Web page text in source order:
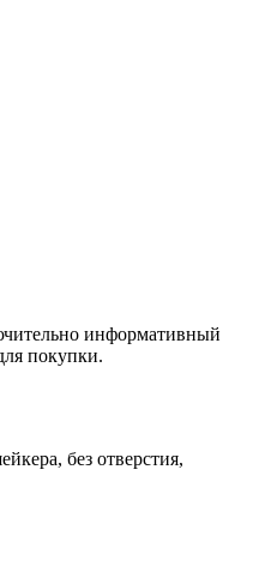
информативный
покупки.
без отверстия,